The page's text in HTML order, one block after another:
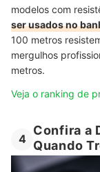
modelos com
ser usados no
100 metros
mergulhos
metros.
Veja o ranking de
4
Confira a
Quando